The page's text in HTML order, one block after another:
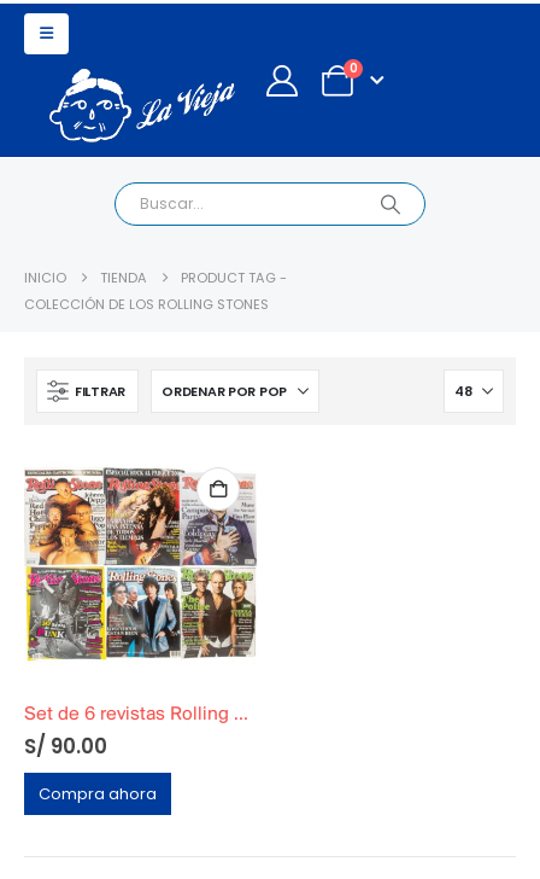
0
INICIO TIENDA
PRODUCT TAG -
COLECCIÓN DE LOS ROLLING STONES
FILTRAR
Set de 6 revistas Rolling Stones Originales
S/ 90.00
Compra ahora